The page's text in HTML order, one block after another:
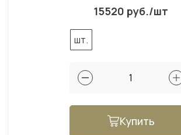
15520 руб./шт
шт.
Купить